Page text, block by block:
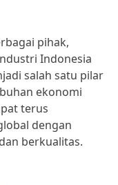
pihak,
Indonesia
salah satu pilar
ekonomi
terus
dengan
berkualitas.